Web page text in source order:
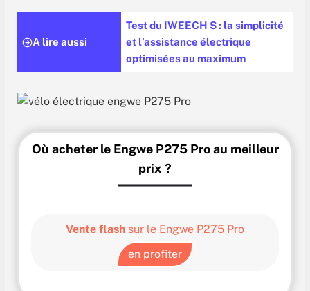
A lire aussi
Test du IWEECH S : la simplicité
et l’assistance électrique
optimisées au maximum
Où acheter le Engwe P275 Pro au meilleur
prix ?
Vente flash sur le Engwe P275 Pro
en profiter